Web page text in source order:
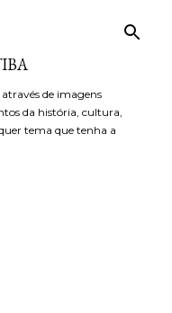
de imagens
da história, cultura,
tema que tenha a